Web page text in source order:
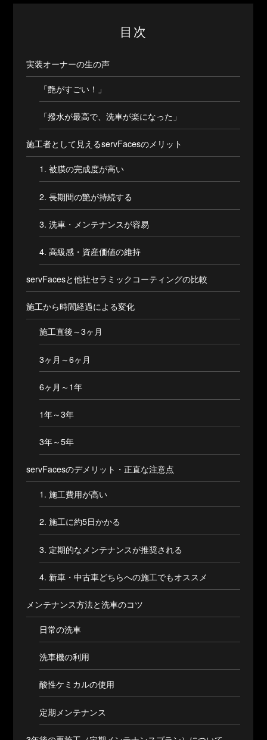
目次
実装オーナーの生の声
「艶がすごい！」
「撥水が最高で、洗車が楽になった」
施工者として見えるservFacesのメリット
1. 被膜の完成度が高い
2. 長期間の艶が持続する
3. 洗車・メンテナンスが容易
4. 高級感・資産価値の維持
servFacesと他社セラミックコーティングの比較
施工から時間経過による変化
施工直後～3ヶ月
3ヶ月～6ヶ月
6ヶ月～1年
1年～3年
3年～5年
servFacesのデメリット・正直な注意点
1. 施工費用が高い
2. 施工に約5日かかる
3. 定期的なメンテナンスが推奨される
4. 新車・中古車どちらへの施工でもオススメ
メンテナンス方法と洗車のコツ
日常の洗車
洗車機の利用
酸性ケミカルの使用
定期メンテナンス